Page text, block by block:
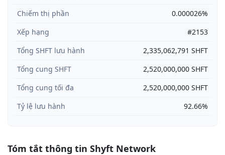
Chiếm thị phần
0.000026%
Xếp hạng
#2153
Tổng SHFT lưu hành
2,335,062,791 SHFT
Tổng cung SHFT
2,520,000,000 SHFT
Tổng cung tối đa
2,520,000,000 SHFT
Tỷ lệ lưu hành
92.66%
Tóm tắt thông tin Shyft Network